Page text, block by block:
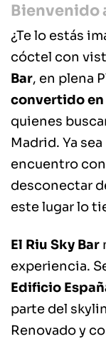
Bienvenido
¿Te lo estás
cóctel con
Bar, en plena
convertido
quienes
Madrid. Ya
encuentro
desconectar
este lugar lo
El Riu Sky Bar
experiencia.
Edificio
parte del
Renovado y